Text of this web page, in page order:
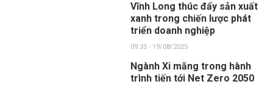
Vĩnh Long thúc đẩy sản xuất
xanh trong chiến lược phát
triển doanh nghiệp
09:35 - 19/08/2025
Ngành Xi măng trong hành
trình tiến tới Net Zero 2050